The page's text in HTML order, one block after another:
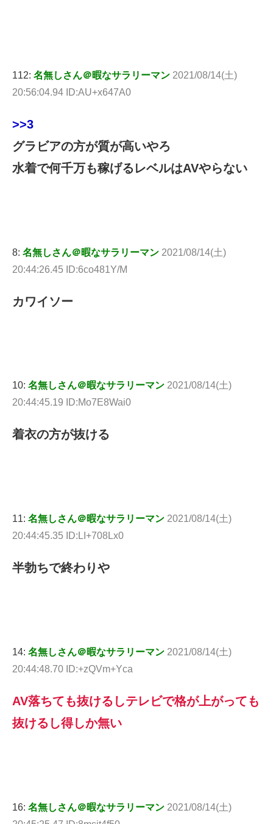
112: 名無しさん＠暇なサラリーマン 2021/08/14(土)
20:56:04.94 ID:AU+x647A0
>>3
グラビアの方が質が高いやろ
水着で何千万も稼げるレベルはAVやらない
8: 名無しさん＠暇なサラリーマン 2021/08/14(土)
20:44:26.45 ID:6co481Y/M
カワイソー
10: 名無しさん＠暇なサラリーマン 2021/08/14(土)
20:44:45.19 ID:Mo7E8Wai0
着衣の方が抜ける
11: 名無しさん＠暇なサラリーマン 2021/08/14(土)
20:44:45.35 ID:LI+708Lx0
半勃ちで終わりや
14: 名無しさん＠暇なサラリーマン 2021/08/14(土)
20:44:48.70 ID:+zQVm+Yca
AV落ちても抜けるしテレビで格が上がっても
抜けるし得しか無い
16: 名無しさん＠暇なサラリーマン 2021/08/14(土)